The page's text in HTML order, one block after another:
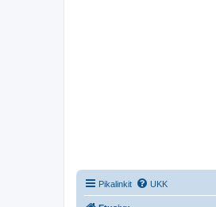
Pikalinkit UKK